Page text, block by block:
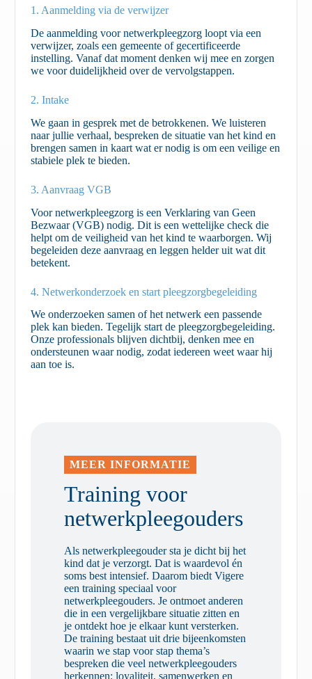
1. Aanmelding via de verwijzer
De aanmelding voor netwerkpleegzorg loopt via een
verwijzer, zoals een gemeente of gecertificeerde
instelling. Vanaf dat moment denken wij mee en zorgen
we voor duidelijkheid over de vervolgstappen.
2. Intake
We gaan in gesprek met de betrokkenen. We luisteren
naar jullie verhaal, bespreken de situatie van het kind en
brengen samen in kaart wat er nodig is om een veilige en
stabiele plek te bieden.
3. Aanvraag VGB
Voor netwerkpleegzorg is een Verklaring van Geen
Bezwaar (VGB) nodig. Dit is een wettelijke check die
helpt om de veiligheid van het kind te waarborgen. Wij
begeleiden deze aanvraag en leggen helder uit wat dit
betekent.
4. Netwerkonderzoek en start pleegzorgbegeleiding
We onderzoeken samen of het netwerk een passende
plek kan bieden. Tegelijk start de pleegzorgbegeleiding.
Onze professionals blijven dichtbij, denken mee en
ondersteunen waar nodig, zodat iedereen weet waar hij
aan toe is.
MEER INFORMATIE
Training voor
netwerkpleegouders
Als netwerkpleegouder sta je dicht bij het
kind dat je verzorgt. Dat is waardevol én
soms best intensief. Daarom biedt Vigere
een training speciaal voor
netwerkpleegouders. Je ontmoet anderen
die in een vergelijkbare situatie zitten en
je ontdekt hoe je elkaar kunt versterken.
De training bestaat uit drie bijeenkomsten
waarin we stap voor stap thema’s
bespreken die veel netwerkpleegouders
herkennen: loyaliteit, samenwerken en